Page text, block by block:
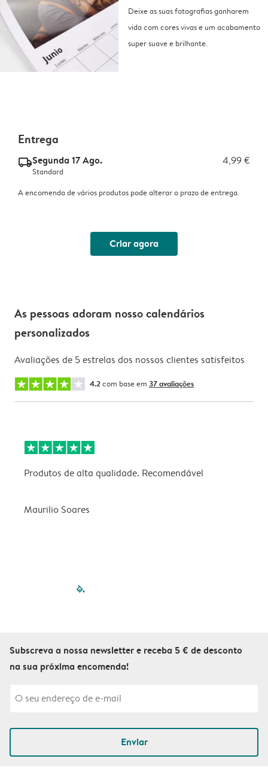
Deixe as suas fotografias ganharem
vida com cores vivas e um acabamento
super suave e brilhante.
Entrega
delivery_standard_v2Segunda 17 Ago. 4,99 €
Standard
A encomenda de vários produtos pode alterar o prazo de entrega.
Criar agora
As pessoas adoram nosso calendários
personalizados
Avaliações de 5 estrelas dos nossos clientes satisfeitos
4.2com base em 37 avaliações
Produtos de alta qualidade. Recomendável
Maurilio Soares
filled-pagination
Subscreva a nossa newsletter e receba 5 € de desconto
na sua próxima encomenda!
Enviar